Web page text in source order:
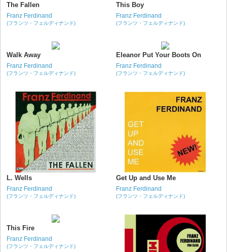
The Fallen
Franz Ferdinand
(フランツ・フェルディナンド)
This Boy
Franz Ferdinand
(フランツ・フェルディナンド)
Walk Away
Franz Ferdinand
(フランツ・フェルディナンド)
Eleanor Put Your Boots On
Franz Ferdinand
(フランツ・フェルディナンド)
L. Wells
Franz Ferdinand
(フランツ・フェルディナンド)
Get Up and Use Me
Franz Ferdinand
(フランツ・フェルディナンド)
This Fire
Franz Ferdinand
(フランツ・フェルディナンド)